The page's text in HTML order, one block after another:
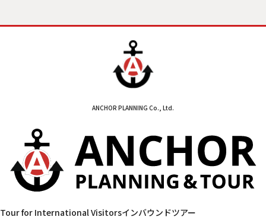
ANCHOR PLANNING Co., Ltd.
Tour for International Visitorsインバウンドツアー